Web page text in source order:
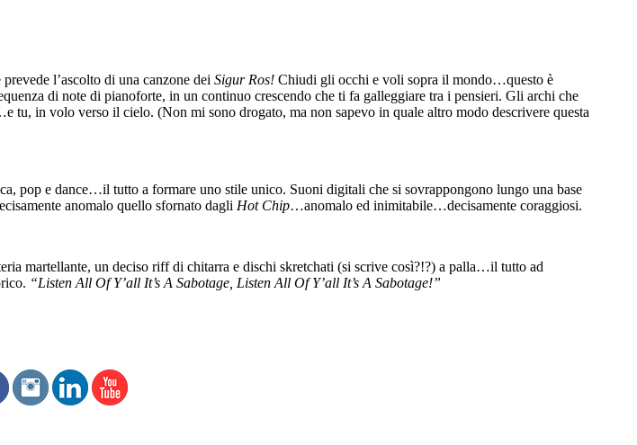
l’ascolto di una canzone dei Sigur Ros! Chiudi gli occhi e voli sopra il mondo…questo è
di note di pianoforte, in un continuo crescendo che ti fa galleggiare tra i pensieri. Gli archi che
in volo verso il cielo. (Non mi sono drogato, ma non sapevo in quale altro modo descrivere questa
pop e dance…il tutto a formare uno stile unico. Suoni digitali che si sovrappongono lungo una base
anomalo quello sfornato dagli Hot Chip…anomalo ed inimitabile…decisamente coraggiosi.
martellante, un deciso riff di chitarra e dischi skretchati (si scrive così?!?) a palla…il tutto ad
“Listen All Of Y’all It’s A Sabotage, Listen All Of Y’all It’s A Sabotage!”